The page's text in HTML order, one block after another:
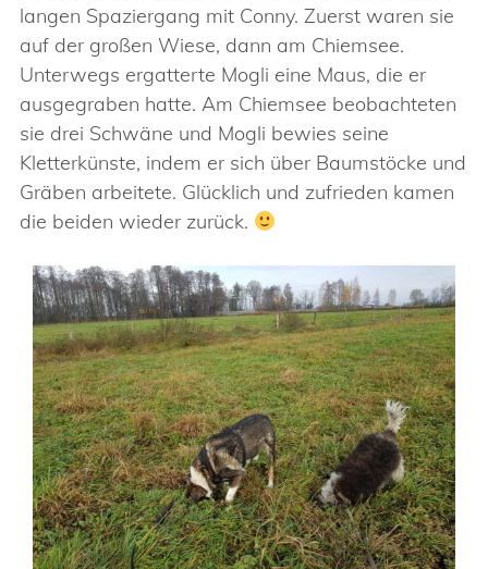
langen Spaziergang mit Conny. Zuerst waren sie
auf der großen Wiese, dann am Chiemsee.
Unterwegs ergatterte Mogli eine Maus, die er
ausgegraben hatte. Am Chiemsee beobachteten
sie drei Schwäne und Mogli bewies seine
Kletterkünste, indem er sich über Baumstöcke und
Gräben arbeitete. Glücklich und zufrieden kamen
die beiden wieder zurück.